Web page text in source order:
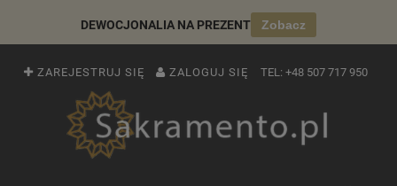
DEWOCJONALIA NA PREZENT Zobacz
ZAREJESTRUJ SIĘ ZALOGUJ SIĘ TEL: +48 507 717 950